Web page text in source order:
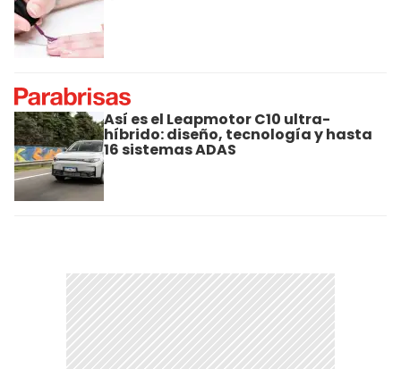
Así es el Leapmotor C10 ultra-
híbrido: diseño, tecnología y hasta
16 sistemas ADAS